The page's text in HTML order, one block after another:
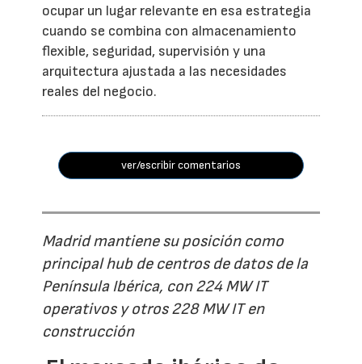
ocupar un lugar relevante en esa estrategia
cuando se combina con almacenamiento
flexible, seguridad, supervisión y una
arquitectura ajustada a las necesidades
reales del negocio.
ver/escribir comentarios
Madrid mantiene su posición como
principal hub de centros de datos de la
Península Ibérica, con 224 MW IT
operativos y otros 228 MW IT en
construcción